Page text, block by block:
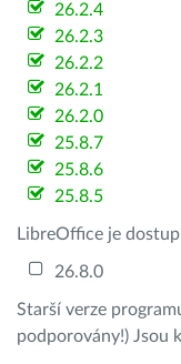
26.2.4
26.2.3
26.2.2
26.2.1
26.2.0
25.8.7
25.8.6
25.8.5
LibreOffice je
26.8.0
Starší verze
podporovány!) Jsou